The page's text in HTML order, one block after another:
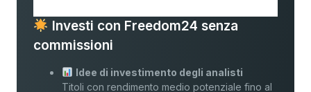
Investi con Freedom24 senza
commissioni
Idee di investimento degli analisti
Titoli con rendimento medio potenziale fino al